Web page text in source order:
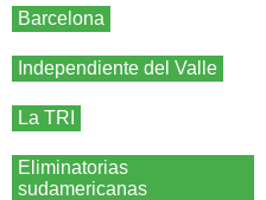
Barcelona
Independiente del Valle
La TRI
Eliminatorias
sudamericanas